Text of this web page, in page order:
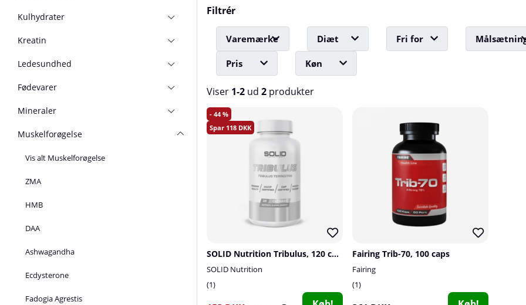
Kulhydrater
Kreatin
Ledesundhed
Fødevarer
Mineraler
Muskelforøgelse
Vis alt Muskelforøgelse
ZMA
HMB
DAA
Ashwagandha
Ecdysterone
Fadogia Agrestis
Filtrér
Varemærke Diæt Fri for
Pris Køn
Viser 1-2 ud 2 produkter
Produkter
44
118
SOLID Nutrition Tribulus, 120 caps
SOLID Nutrition
1
Fairing Trib-70, 100 caps
Fairing
1